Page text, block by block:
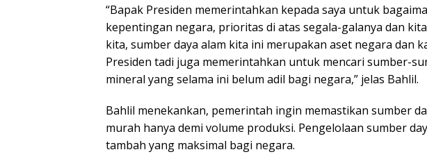
“Bapak Presiden memerintahkan kepada saya untuk
kepentingan negara, prioritas di atas segala-galanya dan
kita, sumber daya alam kita ini merupakan aset negara dan
Presiden tadi juga memerintahkan untuk mencari sumber-
mineral yang selama ini belum adil bagi negara,” jelas Bahlil.
Bahlil menekankan, pemerintah ingin memastikan sumber
murah hanya demi volume produksi. Pengelolaan sumber
tambah yang maksimal bagi negara.